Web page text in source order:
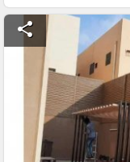
share